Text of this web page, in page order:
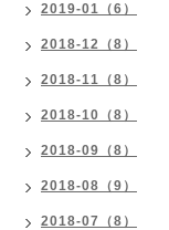
2019-01（6）
2018-12（8）
2018-11（8）
2018-10（8）
2018-09（8）
2018-08（9）
2018-07（8）